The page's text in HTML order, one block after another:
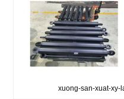
xuong-san-xuat-xy-